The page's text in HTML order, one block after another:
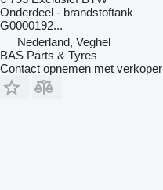
Onderdeel - brandstoftank
G0000192...
Nederland, Veghel
BAS Parts & Tyres
Contact opnemen met verkoper